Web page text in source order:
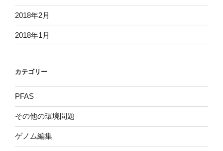
2018年2月
2018年1月
カテゴリー
PFAS
その他の環境問題
ゲノム編集